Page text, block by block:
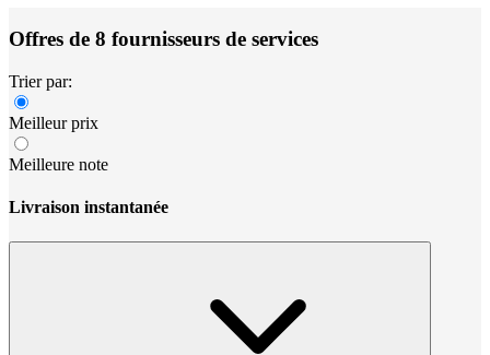
Offres de 8 fournisseurs de services
Trier par:
Meilleur prix
Meilleure note
Livraison instantanée